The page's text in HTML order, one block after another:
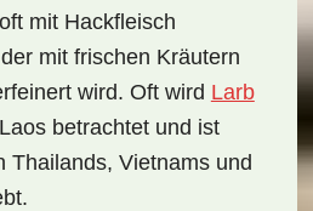
mit Hackfleisch
mit frischen Kräutern
wird. Oft wird Larb
betrachtet und ist
Thailands, Vietnams und